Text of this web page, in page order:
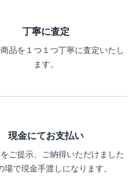
丁寧に査定
品を１つ１つ丁寧に査定いたし
ます。
現金にてお支払い
ご提示、ご納得いただけました
場で現金手渡しになります。